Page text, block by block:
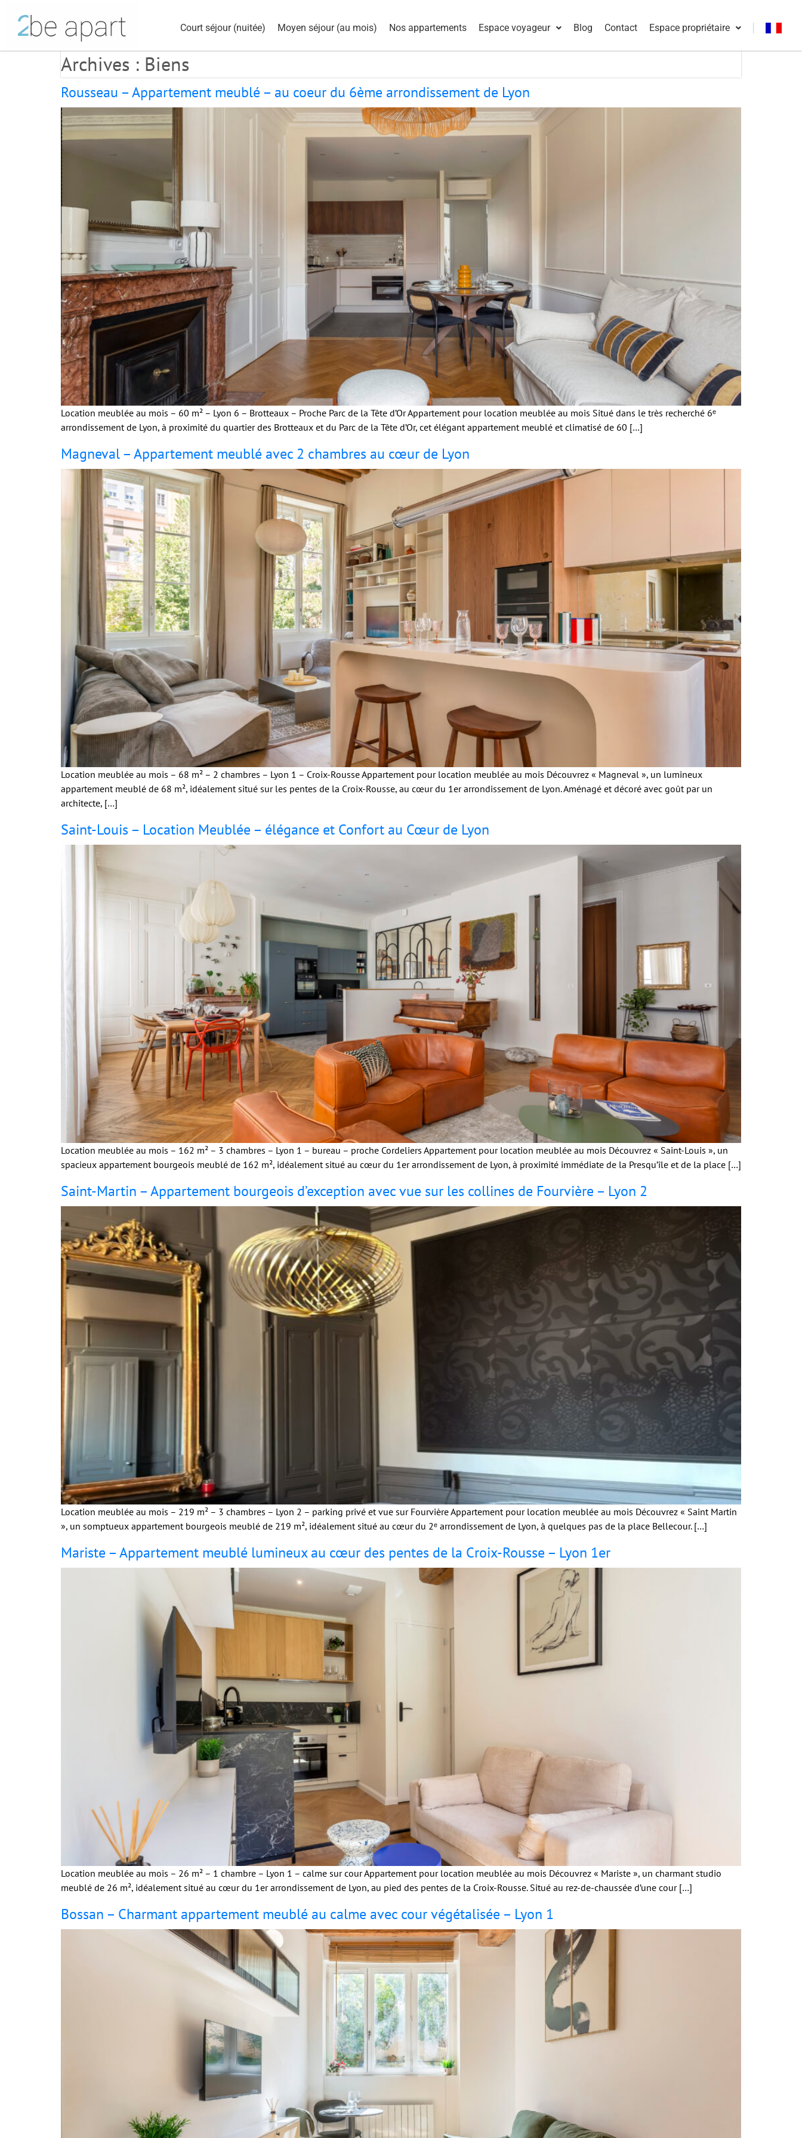
Court séjour (nuitée) Moyen séjour (au mois) Nos appartements Espace voyageur Blog Contact Espace propriétaire
Archives : Biens
Rousseau – Appartement meublé – au coeur du 6ème arrondissement de Lyon
Location meublée au mois – 60 m² – Lyon 6 – Brotteaux – Proche Parc de la Tête d’Or Appartement pour location meublée au mois Situé dans le très recherché 6ᵉ
arrondissement de Lyon, à proximité du quartier des Brotteaux et du Parc de la Tête d’Or, cet élégant appartement meublé et climatisé de 60 […]
Magneval – Appartement meublé avec 2 chambres au cœur de Lyon
Location meublée au mois – 68 m² – 2 chambres – Lyon 1 – Croix-Rousse Appartement pour location meublée au mois Découvrez « Magneval », un lumineux
appartement meublé de 68 m², idéalement situé sur les pentes de la Croix-Rousse, au cœur du 1er arrondissement de Lyon. Aménagé et décoré avec goût par un
architecte, […]
Saint-Louis – Location Meublée – élégance et Confort au Cœur de Lyon
Location meublée au mois – 162 m² – 3 chambres – Lyon 1 – bureau – proche Cordeliers Appartement pour location meublée au mois Découvrez « Saint-Louis », un
spacieux appartement bourgeois meublé de 162 m², idéalement situé au cœur du 1er arrondissement de Lyon, à proximité immédiate de la Presqu’île et de la place […]
Saint-Martin – Appartement bourgeois d’exception avec vue sur les collines de Fourvière – Lyon 2
Location meublée au mois – 219 m² – 3 chambres – Lyon 2 – parking privé et vue sur Fourvière Appartement pour location meublée au mois Découvrez « Saint Martin
», un somptueux appartement bourgeois meublé de 219 m², idéalement situé au cœur du 2ᵉ arrondissement de Lyon, à quelques pas de la place Bellecour. […]
Mariste – Appartement meublé lumineux au cœur des pentes de la Croix-Rousse – Lyon 1er
Location meublée au mois – 26 m² – 1 chambre – Lyon 1 – calme sur cour Appartement pour location meublée au mois Découvrez « Mariste », un charmant studio
meublé de 26 m², idéalement situé au cœur du 1er arrondissement de Lyon, au pied des pentes de la Croix-Rousse. Situé au rez-de-chaussée d’une cour […]
Bossan – Charmant appartement meublé au calme avec cour végétalisée – Lyon 1